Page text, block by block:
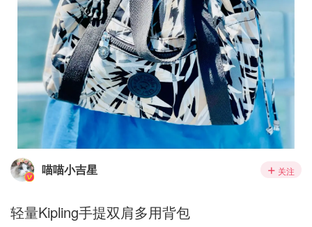
喵喵小吉星 关注
轻量Kipling手提双肩多用背包